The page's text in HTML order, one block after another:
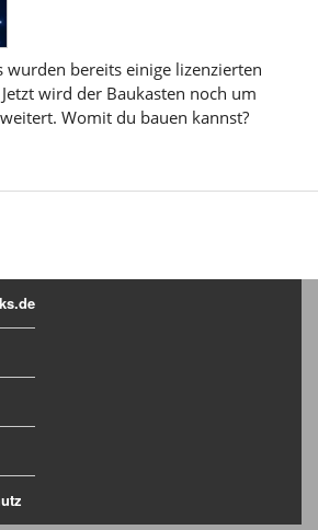
wurden bereits einige lizenzierten
wird der Baukasten noch um
Womit du bauen kannst?